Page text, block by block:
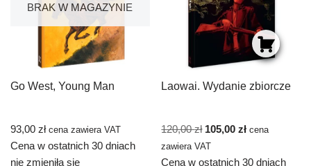
BRAK W MAGAZYNIE
Go West, Young Man
93,00 zł cena zawiera VAT
Cena w ostatnich 30 dniach
nie zmieniła się
Laowai. Wydanie zbiorcze
120,00zł 105,00zł cena
zawiera VAT
Cena w ostatnich 30 dniach